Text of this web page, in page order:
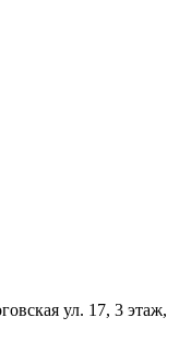
ул. 17, 3 этаж,